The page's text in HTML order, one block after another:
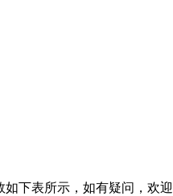
表所示，如有疑问，欢迎